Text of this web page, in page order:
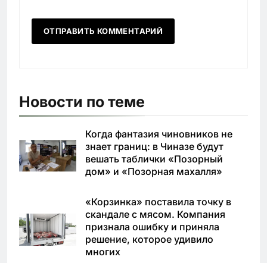
Новости по теме
Когда фантазия чиновников не
знает границ: в Чиназе будут
вешать таблички «Позорный
дом» и «Позорная махалля»
«Корзинка» поставила точку в
скандале с мясом. Компания
признала ошибку и приняла
решение, которое удивило
многих